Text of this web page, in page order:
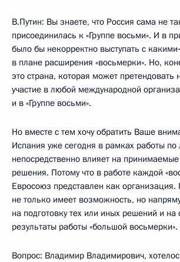
В.Путин: Вы знаете, что Россия сама не
присоединилась к «Группе восьми». И в
было бы некорректно выступать с
в плане расширения «восьмерки». Но,
это страна, которая может претендовать
участие в любой международной
и в «Группе восьми».
Но вместе с тем хочу обратить Ваше
Испания уже сегодня в рамках работы
непосредственно влияет на
решения. Потому что в работе каждой
Евросоюз представлен как организация.
не только имеет возможность, но
на подготовку тех или иных решений и на
результаты работы «большой восьмерки».
Вопрос: Владимир Владимирович,